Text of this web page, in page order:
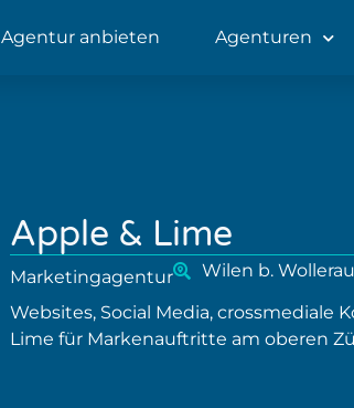
Agentur anbieten Agenturen
Apple & Lime
Marketingagentur Wilen b.
Websites, Social Media,
Lime für Markenauftritte am oberen